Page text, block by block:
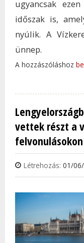
ugyancsak
időszak is,
nyúlik. A
ünnep.
A hozzászóláshoz
vettek részt a
felvonulásokon
Létrehozás: 01/